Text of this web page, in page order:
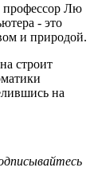
профессор Лю
- это
и природой.
строит
на